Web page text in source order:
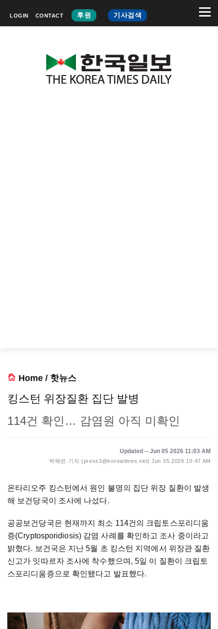
LOGIN CONTACT 후원 기사검색
Home / 핫뉴스
킹스턴 위장질환 집단 발병
114건 확인… 감염원 아직 미확인
Updated -- Jun 05 2026 11:03 AM
박해련 기자 (press3@koreatimes.net) Jun 05 2026 10:47 AM
온타리오주 킹스턴에서 원인 불명의 집단 위장 질환이 발생
해 보건당국이 조사에 나섰다.
공공보건당국은 현재까지 최소 114건의 크립토스포리디움
증(Cryptosporidiosis) 감염 사례를 확인하고 조사 중이라고
밝혔다. 보건국은 지난 5월 초 킹스턴 지역에서 위장관 질환
신고가 잇따르자 조사에 착수했으며, 5일 이 질환이 크립토
스포리디움증으로 확인됐다고 발표했다.